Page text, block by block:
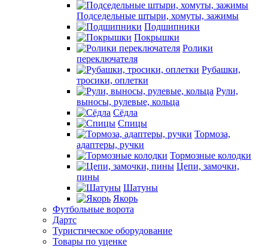
Подседельные штыри, хомуты, зажимы
Подшипники
Покрышки
Ролики
переключателя
Рубашки,
тросики, оплетки
Рули,
выносы, рулевые, кольца
Сёдла
Спицы
Тормоза,
адаптеры, ручки
Тормозные колодки
Цепи, замочки,
пины
Шатуны
Якорь
Футбольные ворота
Дартс
Туристическое оборудование
Товары по уценке